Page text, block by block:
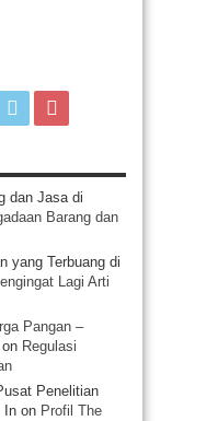
dan Jasa di
Barang dan
yang Terbuang di
Lagi Arti
Pangan –
on Regulasi
Penelitian
In on Profil The